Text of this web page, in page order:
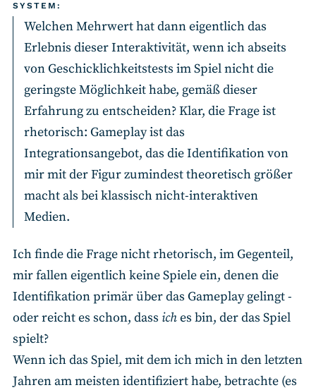
SYSTEM:
Welchen Mehrwert hat dann eigentlich das
Erlebnis dieser Interaktivität, wenn ich abseits
von Geschicklichkeitstests im Spiel nicht die
geringste Möglichkeit habe, gemäß dieser
Erfahrung zu entscheiden? Klar, die Frage ist
rhetorisch: Gameplay ist das
Integrationsangebot, das die Identifikation von
mir mit der Figur zumindest theoretisch größer
macht als bei klassisch nicht-interaktiven
Medien.
Ich finde die Frage nicht rhetorisch, im Gegenteil,
mir fallen eigentlich keine Spiele ein, denen die
Identifikation primär über das Gameplay gelingt -
oder reicht es schon, dass iches bin, der das Spiel
spielt?
Wenn ich das Spiel, mit dem ich mich in den letzten
Jahren am meisten identifiziert habe, betrachte (es